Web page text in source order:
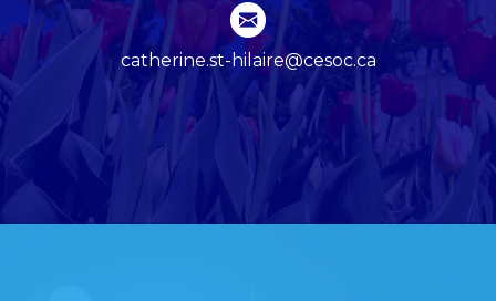
catherine.st-hilaire@cesoc.ca